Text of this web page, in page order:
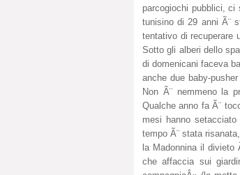
parcogiochi pubblici, ci
tunisino di 29 anni Ã¨
tentativo di recuperare
Sotto gli alberi dello
di domenicani faceva
anche due baby-
Non Ã¨ nemmeno la
Qualche anno fa Ã¨
mesi hanno
tempo Ã¨ stata
la Madonnina il divieto
che affaccia sui